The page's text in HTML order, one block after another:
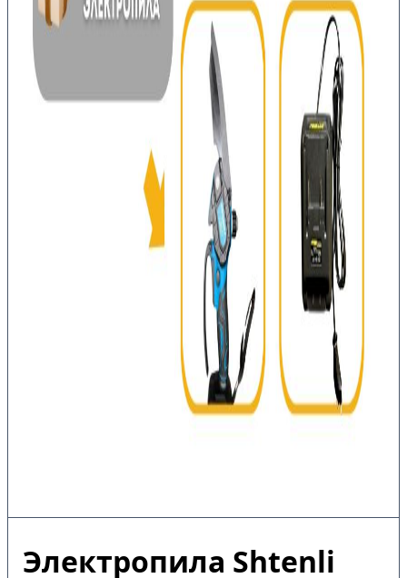
Электропила Shtenli